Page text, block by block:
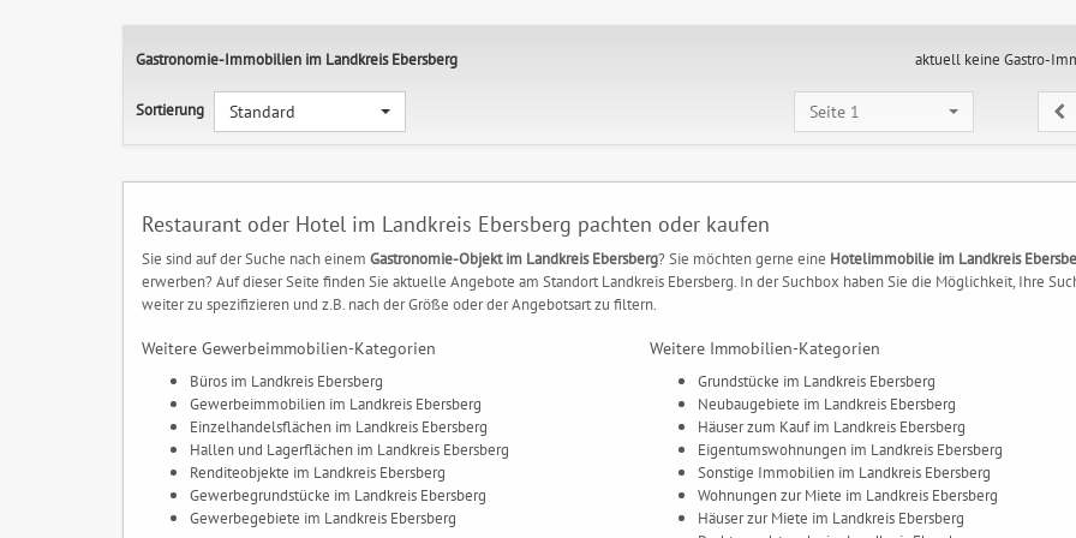
Gastronomie-Immobilien im Landkreis Ebersberg
Sortierung Standard
aktuell keine Gastro-
Seite 1
Restaurant oder Hotel im Landkreis Ebersberg pachten oder kaufen
Sie sind auf der Suche nach einem Gastronomie-Objekt im Landkreis Ebersberg? Sie möchten gerne eine Hotelimmobilie im Landkreis
erwerben? Auf dieser Seite finden Sie aktuelle Angebote am Standort Landkreis Ebersberg. In der Suchbox haben Sie die Möglichkeit, Ihre
weiter zu spezifizieren und z.B. nach der Größe oder der Angebotsart zu filtern.
Weitere Gewerbeimmobilien-Kategorien
Büros im Landkreis Ebersberg
Gewerbeimmobilien im Landkreis Ebersberg
Einzelhandelsflächen im Landkreis Ebersberg
Hallen und Lagerflächen im Landkreis Ebersberg
Renditeobjekte im Landkreis Ebersberg
Gewerbegrundstücke im Landkreis Ebersberg
Gewerbegebiete im Landkreis Ebersberg
Weitere Immobilien-Kategorien
Grundstücke im Landkreis Ebersberg
Neubaugebiete im Landkreis Ebersberg
Häuser zum Kauf im Landkreis Ebersberg
Eigentumswohnungen im Landkreis Ebersberg
Sonstige Immobilien im Landkreis Ebersberg
Wohnungen zur Miete im Landkreis Ebersberg
Häuser zur Miete im Landkreis Ebersberg